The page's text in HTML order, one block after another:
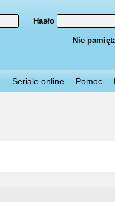
Hasło
Nie
Seriale online Pomoc